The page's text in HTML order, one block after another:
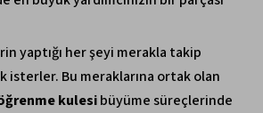
yaptığı her şeyi merakla takip
isterler. Bu meraklarına ortak olan
kulesibüyüme süreçlerinde